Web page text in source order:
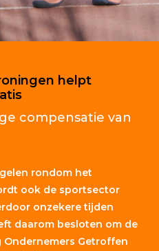
helpt
compensatie van
rondom het
ook de sportsector
onzekere tijden
daarom besloten om de
Getroffen